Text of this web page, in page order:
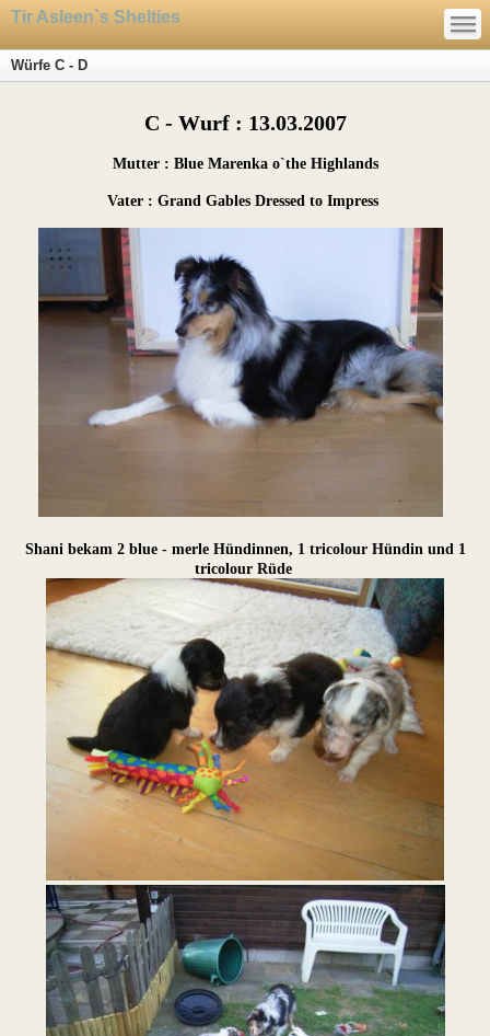
Tir Asleen`s Shelties —
—
—
Würfe C - D
C - Wurf : 13.03.2007
Mutter : Blue Marenka o`the Highlands
Vater : Grand Gables Dressed to Impress
Shani bekam 2 blue - merle Hündinnen, 1 tricolour Hündin und 1
tricolour Rüde